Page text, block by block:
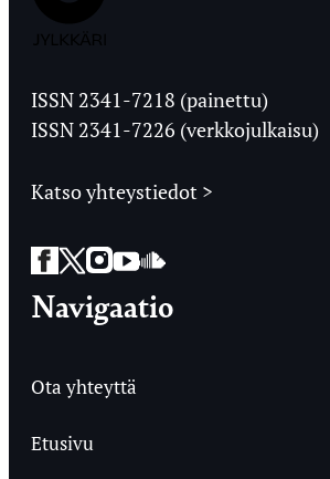
Ylioppilaslehti
ISSN 2341-7218 (painettu)
ISSN 2341-7226 (verkkojulkaisu)
Katso yhteystiedot >
Facebook
Twitter
Instagram
YouTube
SoundCloud
Navigaatio
Ota yhteyttä
Etusivu